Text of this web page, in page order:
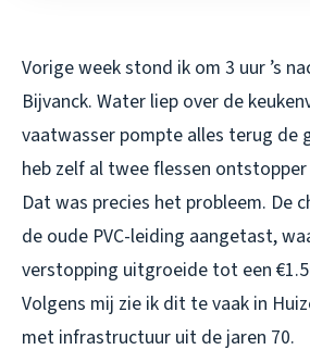
Vorige week stond ik om 3 uur ’s
Bijvanck. Water liep over de
vaatwasser pompte alles terug de
heb zelf al twee flessen ontstopper
Dat was precies het probleem. De
de oude PVC-leiding aangetast,
verstopping uitgroeide tot een
Volgens mij zie ik dit te vaak in
met infrastructuur uit de jaren 70.